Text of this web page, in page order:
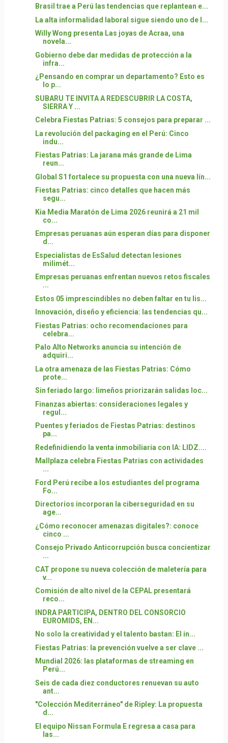
Brasil trae a Perú las tendencias que replantean e...
La alta informalidad laboral sigue siendo uno de l...
Willy Wong presenta Las joyas de Acraa, una
novela...
Gobierno debe dar medidas de protección a la
infra...
¿Pensando en comprar un departamento? Esto es
lo p...
SUBARU TE INVITA A REDESCUBRIR LA COSTA,
SIERRA Y ...
Celebra Fiestas Patrias: 5 consejos para preparar ...
La revolución del packaging en el Perú: Cinco
indu...
Fiestas Patrias: La jarana más grande de Lima
reun...
Global S1 fortalece su propuesta con una nueva lín...
Fiestas Patrias: cinco detalles que hacen más
segu...
Kia Media Maratón de Lima 2026 reunirá a 21 mil
co...
Empresas peruanas aún esperan días para disponer
d...
Especialistas de EsSalud detectan lesiones
milimét...
Empresas peruanas enfrentan nuevos retos fiscales
...
Estos 05 imprescindibles no deben faltar en tu lis...
Innovación, diseño y eficiencia: las tendencias qu...
Fiestas Patrias: ocho recomendaciones para
celebra...
Palo Alto Networks anuncia su intención de
adquiri...
La otra amenaza de las Fiestas Patrias: Cómo
prote...
Sin feriado largo: limeños priorizarán salidas loc...
Finanzas abiertas: consideraciones legales y
regul...
Puentes y feriados de Fiestas Patrias: destinos
pa...
Redefinidiendo la venta inmobiliaria con IA: LIDZ....
Mallplaza celebra Fiestas Patrias con actividades
...
Ford Perú recibe a los estudiantes del programa
Fo...
Directorios incorporan la ciberseguridad en su
age...
¿Cómo reconocer amenazas digitales?: conoce
cinco ...
Consejo Privado Anticorrupción busca concientizar
...
CAT propone su nueva colección de maletería para
v...
Comisión de alto nivel de la CEPAL presentará
reco...
INDRA PARTICIPA, DENTRO DEL CONSORCIO
EUROMIDS, EN...
No solo la creatividad y el talento bastan: El in...
Fiestas Patrias: la prevención vuelve a ser clave ...
Mundial 2026: las plataformas de streaming en
Perú...
Seis de cada diez conductores renuevan su auto
ant...
"Colección Mediterráneo" de Ripley: La propuesta
d...
El equipo Nissan Formula E regresa a casa para
las...